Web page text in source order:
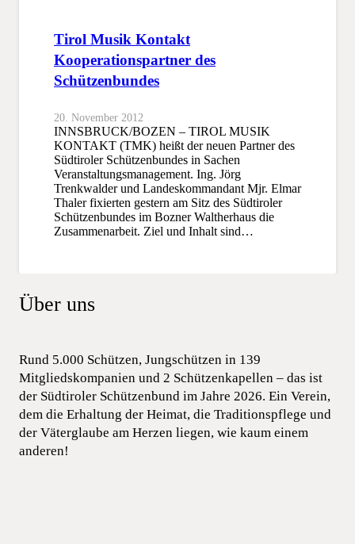
Tirol Musik Kontakt
Kooperationspartner des
Schützenbundes
20. November 2012
INNSBRUCK/BOZEN – TIROL MUSIK
KONTAKT (TMK) heißt der neuen Partner des
Südtiroler Schützenbundes in Sachen
Veranstaltungsmanagement. Ing. Jörg
Trenkwalder und Landeskommandant Mjr. Elmar
Thaler fixierten gestern am Sitz des Südtiroler
Schützenbundes im Bozner Waltherhaus die
Zusammenarbeit. Ziel und Inhalt sind…
Über uns
Rund 5.000 Schützen, Jungschützen in 139
Mitgliedskompanien und 2 Schützenkapellen – das ist
der Südtiroler Schützenbund im Jahre 2026. Ein Verein,
dem die Erhaltung der Heimat, die Traditionspflege und
der Väterglaube am Herzen liegen, wie kaum einem
anderen!